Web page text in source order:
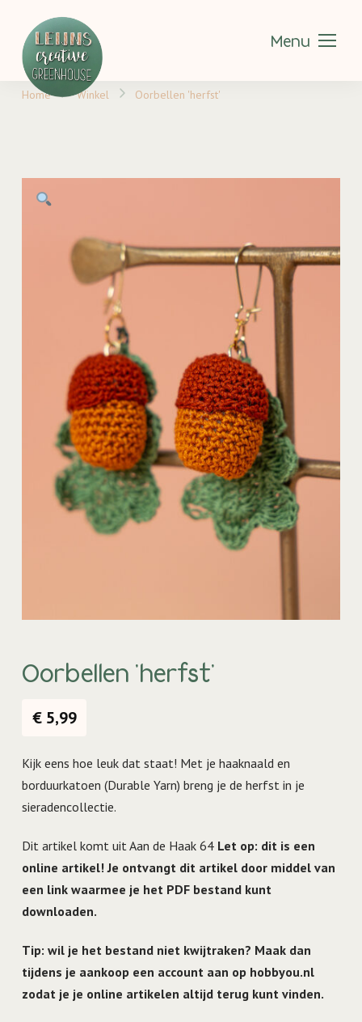
Menu
Home Winkel Oorbellen 'herfst'
Oorbellen 'herfst'
€5,99
Kijk eens hoe leuk dat staat! Met je haaknaald en
borduurkatoen (Durable Yarn) breng je de herfst in je
sieradencollectie.
Dit artikel komt uit Aan de Haak 64 Let op: dit is een
online artikel! Je ontvangt dit artikel door middel van
een link waarmee je het PDF bestand kunt
downloaden.
Tip: wil je het bestand niet kwijtraken? Maak dan
tijdens je aankoop een account aan op hobbyou.nl
zodat je je online artikelen altijd terug kunt vinden.